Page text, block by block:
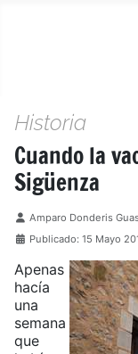
Historia
Cuando la
Sigüenza
Detalles
Amparo Donderis
Publicado: 15 Mayo
Apenas
hacía
una
semana
que